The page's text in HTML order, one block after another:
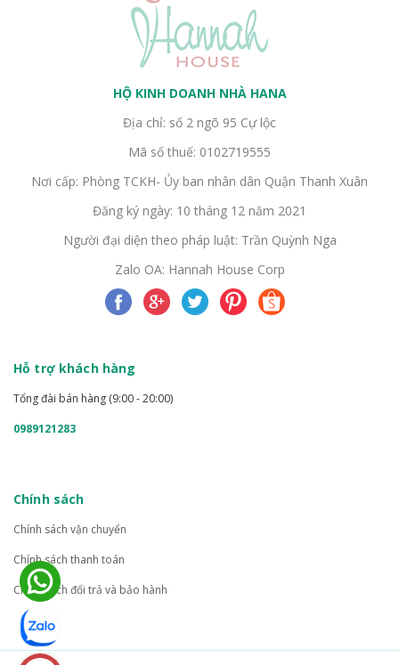
HỘ KINH DOANH NHÀ HANA
Địa chỉ: số 2 ngõ 95 Cự lộc
Mã số thuế: 0102719555
Nơi cấp: Phòng TCKH- Ủy ban nhân dân Quận Thanh Xuân
Đăng ký ngày: 10 tháng 12 năm 2021
Người đại diện theo pháp luật: Trần Quỳnh Nga
Zalo OA: Hannah House Corp
Hỗ trợ khách hàng
Tổng đài bán hàng (9:00 - 20:00)
0989121283
Chính sách
Chính sách vận chuyển
Chính sách thanh toán
Chính sách đổi trả và bảo hành